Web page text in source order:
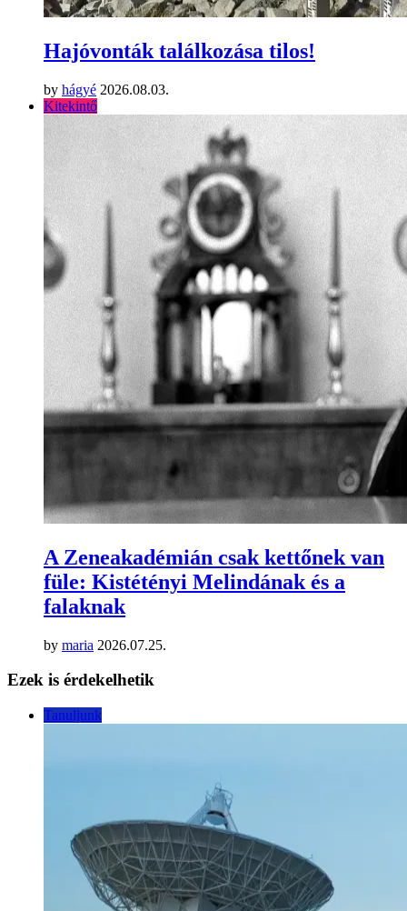
Hajóvonták találkozása tilos!
by hágyé 2026.08.03.
Kitekintő
A Zeneakadémián csak kettőnek van
füle: Kistétényi Melindának és a
falaknak
by maria 2026.07.25.
Ezek is érdekelhetik
Tanuljunk